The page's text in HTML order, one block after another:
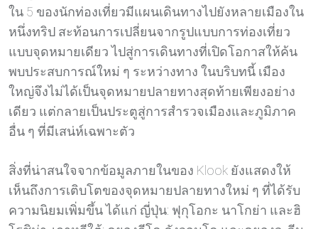
ใน 5 ของนักท่องเที่ยวมีแผนเดินทางไปยังหลายเมืองใน
หนึ่งทริป สะท้อนการเปลี่ยนจากรูปแบบการท่องเที่ยว
แบบจุดหมายเดียว ไปสู่การเดินทางที่เปิดโอกาสให้ค้น
พบประสบการณ์ใหม่ ๆ ระหว่างทาง ในบริบทนี้ เมือง
ใหญ่จึงไม่ได้เป็นจุดหมายปลายทางสุดท้ายเพียงอย่าง
เดียว แต่กลายเป็นประตูสู่การสำรวจเมืองและภูมิภาค
อื่น ๆ ที่มีเสน่ห์เฉพาะตัว
สิ่งที่น่าสนใจจากข้อมูลภายในของ Klook ยังแสดงให้
เห็นถึงการเติบโตของจุดหมายปลายทางใหม่ ๆ ที่ได้รับ
ความนิยมเพิ่มขึ้น ได้แก่ ญี่ปุ่น: ฟุกุโอกะ นาโกย่า และฮิ